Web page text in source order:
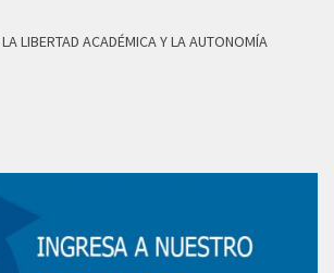
LIBERTAD ACADÉMICA Y LA AUTONOMÍA